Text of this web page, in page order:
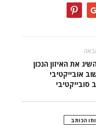
את האיזון הנכון
אובייקטיבי
סובייקטיבי
הכותב